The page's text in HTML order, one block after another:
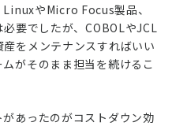
やMicro Focus製品、
要でしたが、COBOLやJCL
をメンテナンスすればいい
がそのまま担当を続けるこ
あったのがコストダウン効